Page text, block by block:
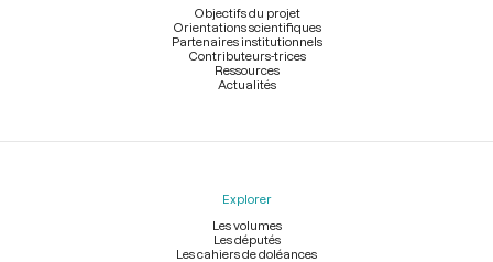
Objectifs du projet
Orientations scientifiques
Partenaires institutionnels
Contributeurs-trices
Ressources
Actualités
Explorer
Les volumes
Les députés
Les cahiers de doléances